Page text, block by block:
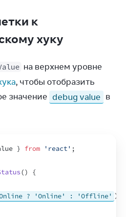
к
хуку
, чтобы отобразить
значение debug value
} from 'react' ;
()
{
? 'Online' : 'Offline' )